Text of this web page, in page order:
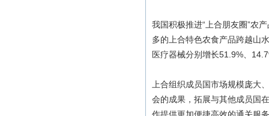
我国积极推进“上合朋友圈”农
多的上合特色农食产品跨越山
医疗器械分别增长51.9%、
上合组织成员国市场规模庞大
会的成果，拓展与其他成员国